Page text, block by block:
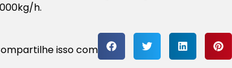
h.
isso com